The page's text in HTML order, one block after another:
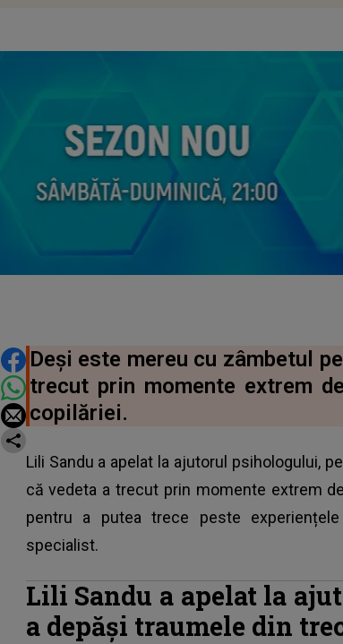
DISTRIBUIE ARTICOLUL
Deși este mereu cu zâmbetul
trecut prin momente extrem
copilăriei.
Lili Sandu a apelat la ajutorul psihologului,
că vedeta a trecut prin momente extrem
pentru a putea trece peste
specialist.
Lili Sandu a apelat la
a depăși traumele din